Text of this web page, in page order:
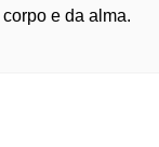
e da alma.